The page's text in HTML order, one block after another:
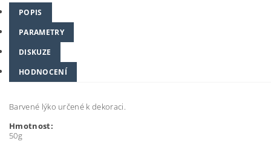
POPIS
PARAMETRY
DISKUZE
HODNOCENÍ
Barvené lýko určené k dekoraci.
Hmotnost:
50g